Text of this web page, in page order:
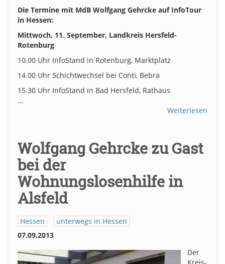
Die Termine mit MdB Wolfgang Gehrcke auf InfoTour
in Hessen:
Mittwoch, 11. September, Landkreis Hersfeld-
Rotenburg
10.00 Uhr InfoStand in Rotenburg, Marktplatz
14.00 Uhr Schichtwechsel bei Conti, Bebra
15.30 Uhr InfoStand in Bad Hersfeld, Rathaus
…
Weiterlesen
Wolfgang Gehrcke zu Gast
bei der
Wohnungslosenhilfe in
Alsfeld
Hessen
unterwegs in Hessen
07.09.2013
Der